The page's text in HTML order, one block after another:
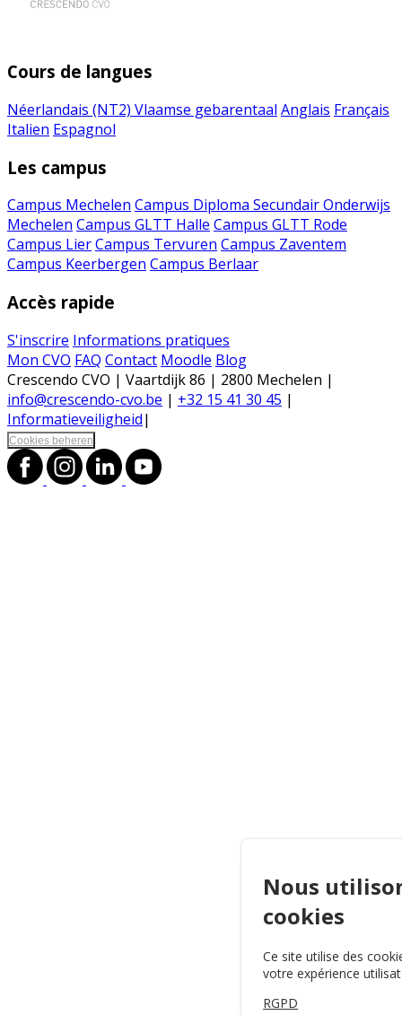
Cours de langues
Néerlandais (NT2) Vlaamse gebarentaal Anglais Français
Italien Espagnol
Les campus
Campus Mechelen Campus Diploma Secundair Onderwijs
Mechelen Campus GLTT Halle Campus GLTT Rode
Campus LierCampus Tervuren Campus Zaventem
Campus Keerbergen Campus Berlaar
Accès rapide
S'inscrire Informations pratiques
Mon CVO FAQ Contact Moodle Blog
Crescendo CVO | Vaartdijk 86 | 2800 Mechelen |
info@crescendo-cvo.be | +32 15 41 30 45 |
Informatieveiligheid|
Cookies beheren
Nous
cookies
Ce site utilise des
votre expérience
RGPD